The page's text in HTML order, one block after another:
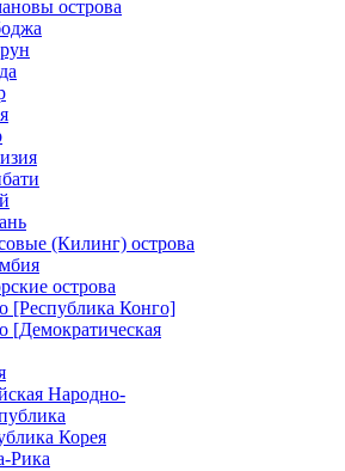
острова
(Килинг) острова
острова
[Республика Конго]
[Демократическая
Народно-
Корея
Рика